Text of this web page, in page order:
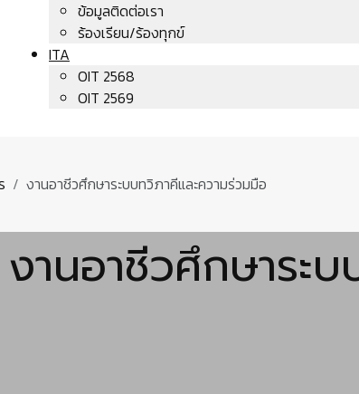
ข้อมูลติดต่อเรา
ร้องเรียน/ร้องทุกข์
ITA
OIT 2568
OIT 2569
งานอาชีวศึกษาระบบทวิภาคีและความร่วมมือ
านอาชีวศึกษาระ